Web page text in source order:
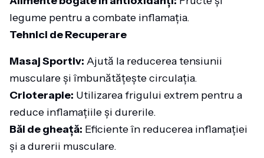
legume pentru a combate inflamația.
Tehnici de Recuperare
Masaj Sportiv: Ajută la reducerea tensiunii
musculare și îmbunătățește circulația.
Crioterapie: Utilizarea frigului extrem pentru a
reduce inflamațiile și durerile.
Băi de gheață: Eficiente în reducerea inflamației
și a durerii musculare.